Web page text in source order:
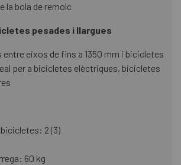
la bola de remolc
pesades i llargues
eixos de fins a 1350 mm i bicicletes
per a bicicletes elèctriques, bicicletes
2 (3)
60 kg